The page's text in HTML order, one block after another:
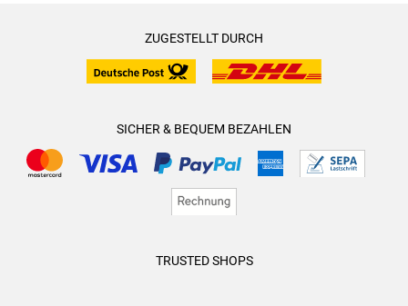
ZUGESTELLT DURCH
SICHER & BEQUEM BEZAHLEN
TRUSTED SHOPS